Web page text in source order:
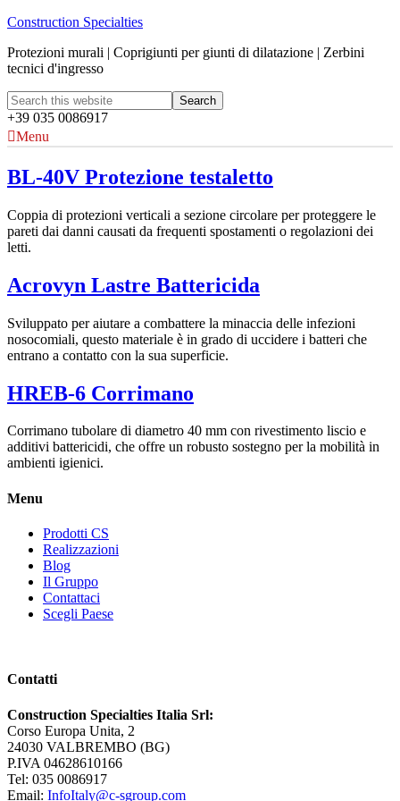
Construction Specialties
Protezioni murali | Coprigiunti per giunti di dilatazione | Zerbini
tecnici d'ingresso
+39 035 0086917
Menu
BL-40V Protezione testaletto
Coppia di protezioni verticali a sezione circolare per proteggere le
pareti dai danni causati da frequenti spostamenti o regolazioni dei
letti.
Acrovyn Lastre Battericida
Sviluppato per aiutare a combattere la minaccia delle infezioni
nosocomiali, questo materiale è in grado di uccidere i batteri che
entrano a contatto con la sua superficie.
HREB-6 Corrimano
Corrimano tubolare di diametro 40 mm con rivestimento liscio e
additivi battericidi, che offre un robusto sostegno per la mobilità in
ambienti igienici.
Menu
Prodotti CS
Realizzazioni
Blog
Il Gruppo
Contattaci
Scegli Paese
Contatti
Construction Specialties Italia Srl:
Corso Europa Unita, 2
24030 VALBREMBO (BG)
P.IVA 04628610166
Tel: 035 0086917
Email: InfoItaly@c-sgroup.com